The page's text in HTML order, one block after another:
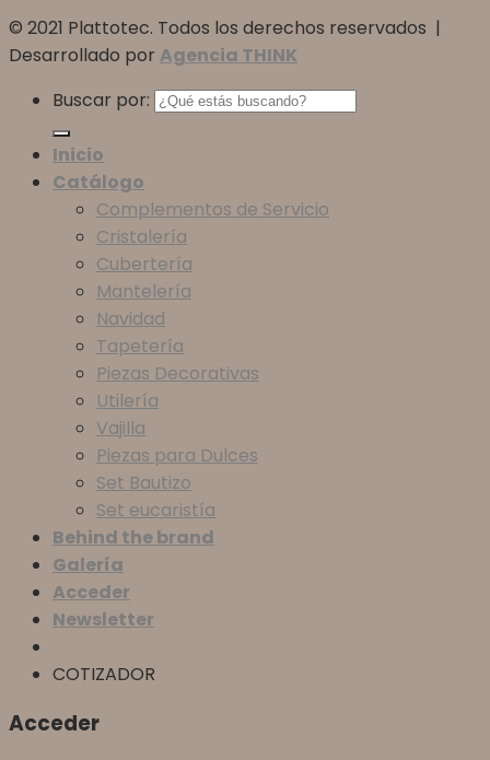
© 2021 Plattotec. Todos los derechos reservados |
Desarrollado por Agencia THINK
Buscar por:
Inicio
Catálogo
Complementos de Servicio
Cristalería
Cubertería
Mantelería
Navidad
Tapetería
Piezas Decorativas
Utilería
Vajilla
Piezas para Dulces
Set Bautizo
Set eucaristía
Behind the brand
Galería
Acceder
Newsletter
COTIZADOR
Acceder